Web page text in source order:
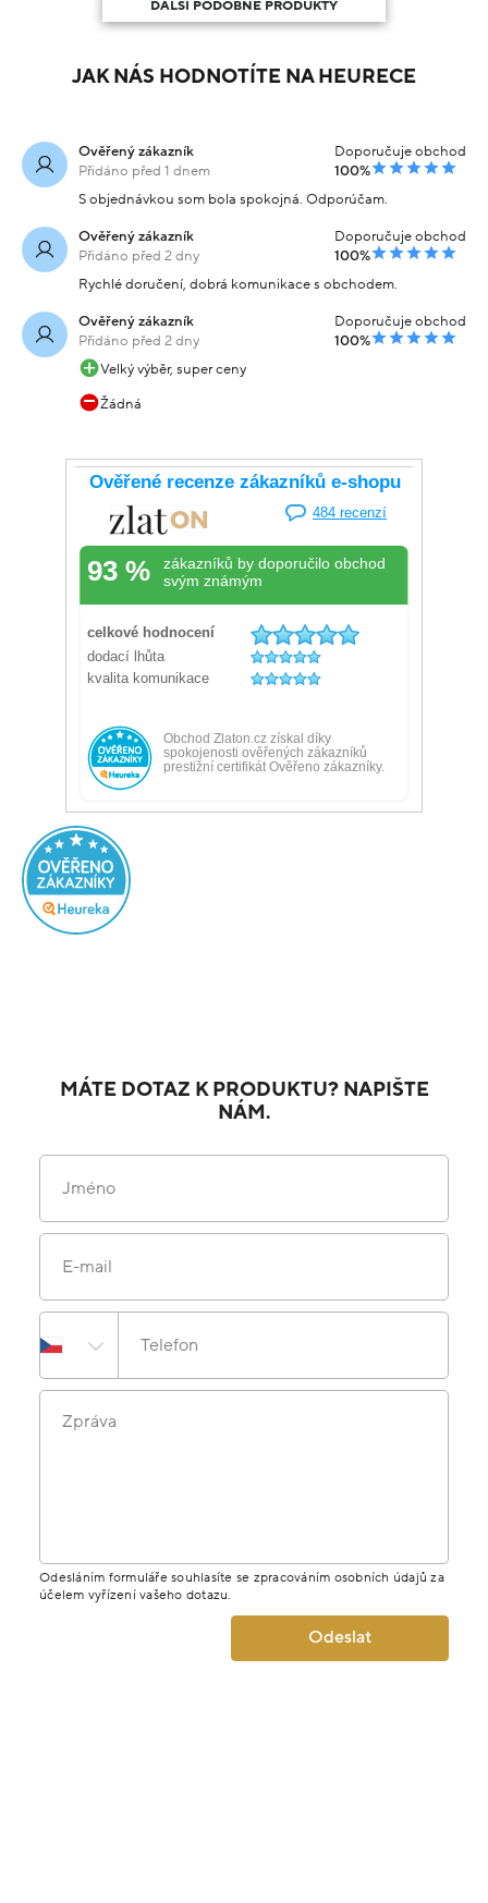
DALŠÍ PODOBNÉ PRODUKTY
JAK NÁS HODNOTÍTE NA HEURECE
Ověřený zákazník
Přidáno před 1 dnem
Doporučuje obchod
100%
S objednávkou som bola spokojná. Odporúčam.
Ověřený zákazník
Přidáno před 2 dny
Doporučuje obchod
100%
Rychlé doručení, dobrá komunikace s obchodem.
Ověřený zákazník
Přidáno před 2 dny
Doporučuje obchod
100%
Velký výběr, super ceny
Žádná
MÁTE DOTAZ K PRODUKTU? NAPIŠTE
NÁM.
Jméno
E-mail
Telefon
Zpráva
Odesláním formuláře souhlasíte se zpracováním osobních údajů za
účelem vyřízení vašeho dotazu.
Odeslat